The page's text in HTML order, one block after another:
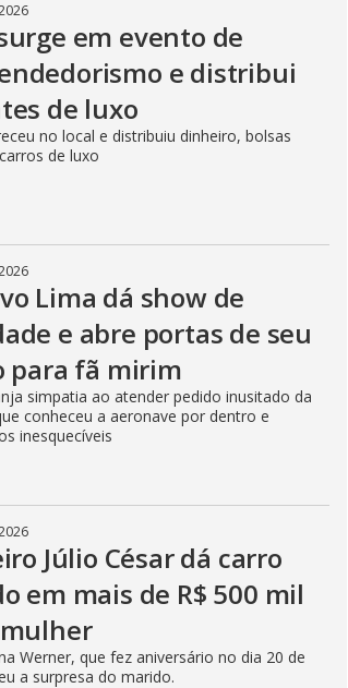
em evento de
e distribui
de luxo
no local e distribuiu dinheiro, bolsas
de luxo
Lima dá show de
e abre portas de seu
para fã mirim
simpatia ao atender pedido inusitado da
conheceu a aeronave por dentro e
inesquecíveis
Júlio César dá carro
em mais de R$ 500 mil
Werner, que fez aniversário no dia 20 de
a surpresa do marido.